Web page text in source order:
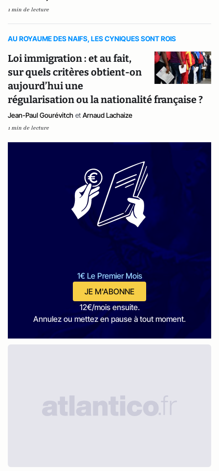
1 min de lecture
AU ROYAUME DES NAIFS, LES CYNIQUES SONT ROIS
Loi immigration : et au fait,
sur quels critères obtient-on
aujourd’hui une
régularisation ou la nationalité française ?
Jean-Paul Gourévitch et Arnaud Lachaize
1 min de lecture
1€ Le Premier Mois
JE M'ABONNE
12€/mois ensuite.
Annulez ou mettez en pause à tout moment.